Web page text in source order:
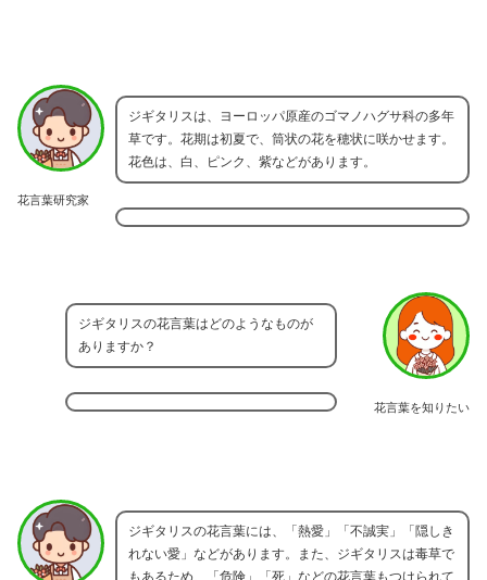
花言葉研究家
ジギタリスは、ヨーロッパ原産のゴマノハグサ科の多年
草です。花期は初夏で、筒状の花を穂状に咲かせます。
花色は、白、ピンク、紫などがあります。
花言葉を知りたい
ジギタリスの花言葉はどのようなものが
ありますか？
ジギタリスの花言葉には、「熱愛」「不誠実」「隠しき
れない愛」などがあります。また、ジギタリスは毒草で
もあるため、「危険」「死」などの花言葉もつけられて